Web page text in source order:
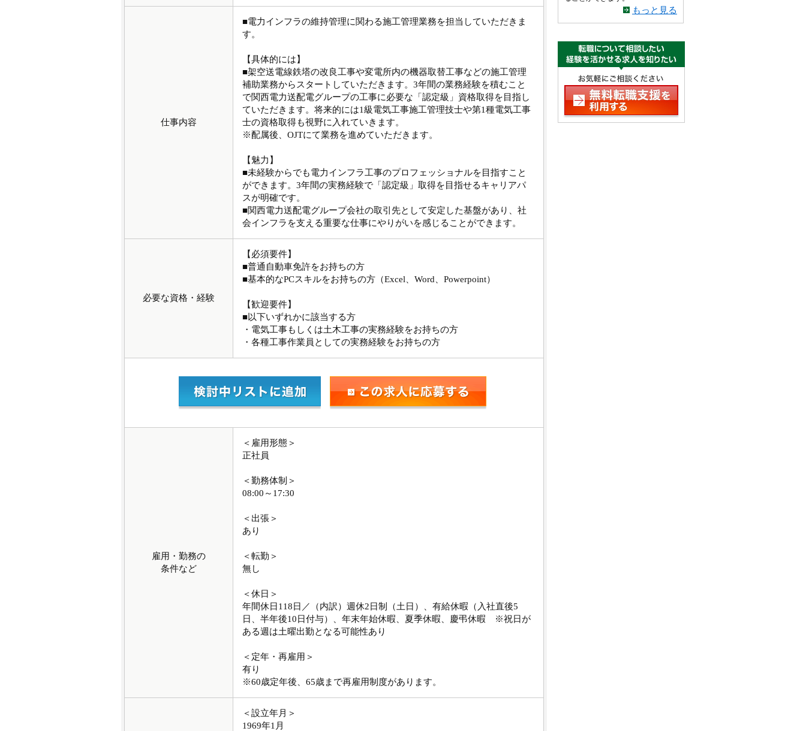
仕事内容
■電力インフラの維持管理に関わる施工管理業務を担当していただきま
す。
【具体的には】
■架空送電線鉄塔の改良工事や変電所内の機器取替工事などの施工管理
補助業務からスタートしていただきます。3年間の業務経験を積むこと
で関西電力送配電グループの工事に必要な「認定級」資格取得を目指し
ていただきます。将来的には1級電気工事施工管理技士や第1種電気工事
士の資格取得も視野に入れていきます。
※配属後、OJTにて業務を進めていただきます。
【魅力】
■未経験からでも電力インフラ工事のプロフェッショナルを目指すこと
ができます。3年間の実務経験で「認定級」取得を目指せるキャリアパ
スが明確です。
■関西電力送配電グループ会社の取引先として安定した基盤があり、社
会インフラを支える重要な仕事にやりがいを感じることができます。
必要な資格・経験
【必須要件】
■普通自動車免許をお持ちの方
■基本的なPCスキルをお持ちの方（Excel、Word、Powerpoint）
【歓迎要件】
■以下いずれかに該当する方
・電気工事もしくは土木工事の実務経験をお持ちの方
・各種工事作業員としての実務経験をお持ちの方
雇用・勤務の
条件など
＜雇用形態＞
正社員
＜勤務体制＞
08:00～17:30
＜出張＞
あり
＜転勤＞
無し
＜休日＞
年間休日118日／（内訳）週休2日制（土日）、有給休暇（入社直後5
日、半年後10日付与）、年末年始休暇、夏季休暇、慶弔休暇 ※祝日が
ある週は土曜出勤となる可能性あり
＜定年・再雇用＞
有り
※60歳定年後、65歳まで再雇用制度があります。
＜設立年月＞
1969年1月
もっと見る